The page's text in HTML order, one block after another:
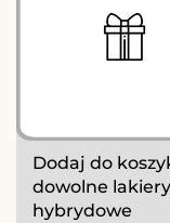
Dodaj do
dowolne lakiery
hybrydowe